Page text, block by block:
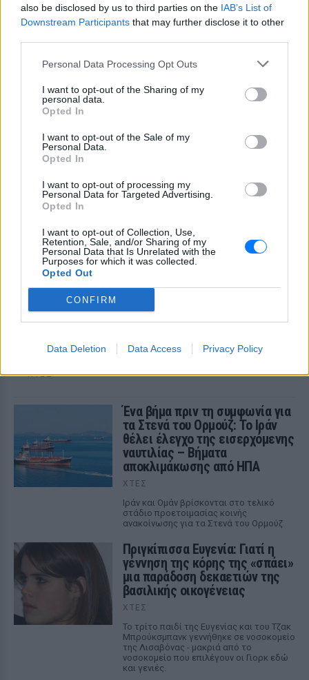
also be disclosed by us to third parties on the IAB’s List of
Downstream Participants that may further disclose it to other
Personal Data Processing Opt Outs
I want to opt-out of the Sharing of my
personal data.
Opted In
I want to opt-out of the Sale of my
Personal Data.
Opted In
I want to opt-out of processing my
Personal Data for Targeted Advertising.
Opted In
I want to opt-out of Collection, Use,
Retention, Sale, and/or Sharing of my
Personal Data that Is Unrelated with the
Purposes for which it was collected.
Opted Out
CONFIRM
Data Deletion Data Access Privacy Policy
Ο δεύτερος βαθμός του πυραύλου Falcon
9 προσέκρουσε στη Σελήνη στις 6:35
GMT, αφήνοντας πίσω του κρατήρα 18
τροχιά
Παναθηναϊκός – ΤΣΣΚΑ 1948:
Ενός λεπτού σιγή στη μνήμη
ΧΤΕΣ
Αμπντούλ Ελ‑Σαγέντ: Ένας γιατρός από το
Μίσιγκαν που δημιουργεί πονοκέφαλο εκτός
από τον Λευκό Οίκο και στους Δημοκρατικούς
Ο γιατρός, πρώην αξιωματούχος δημόσιας υγείας και
ξεπεράσει μία πρωτοφανή οικονομική κινητοποίηση υπέρ
της αντιπάλου του, Χέιλι Στίβενς βασιζόμενος σε ένα
ΧΤΕΣ
Ένα βήμα πριν τη συμφωνία για
τα Στενά του Ορμούζ: Το Ιράν
θέλει έλεγχο της εισερχόμενης
ναυτιλίας – Βήματα
αποκλιμάκωσης από ΗΠΑ
ΧΤΕΣ
Ιράν και Ομάν βρίσκονται στο τελικό
στάδιο προετοιμασίας κοινής
ανακοίνωσης για τα Στενά του Ορμούζ
Πριγκίπισσα Ευγενία: Γιατί η
γέννηση της κόρης της «σπάει»
μια παράδοση δεκαετιών της
βασιλικής οικογένειας
ΧΤΕΣ
Το τρίτο παιδί της Ευγενίας και του Τζακ
Μπρούκσμπανκ γεννήθηκε σε νοσοκομείο
της Λισαβόνας - μακριά από το
νοσοκομείο που επιλέγουν οι Γιορκ εδώ
και γενιές.